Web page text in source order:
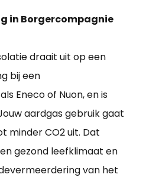
in Borgercompagnie
draait uit op een
bij een
Eneco of Nuon, en is
aardgas gebruik gaat
minder CO2 uit. Dat
gezond leefklimaat en
van het